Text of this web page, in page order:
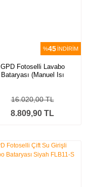
%45 İNDİRİM
GPD Fotoselli Lavabo
Bataryası (Manuel Isı
8.809,90 TL
16.020,00 TL